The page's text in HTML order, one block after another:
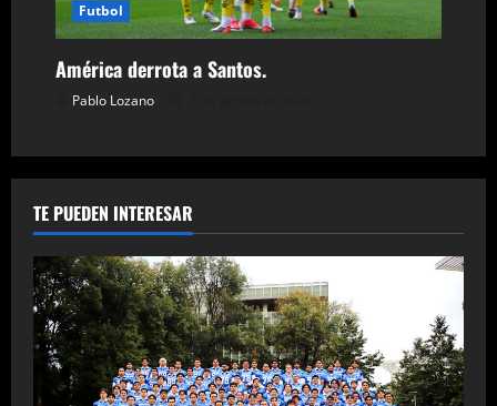
Futbol
América derrota a Santos.
Pablo Lozano
TE PUEDEN INTERESAR